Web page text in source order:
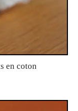
en coton